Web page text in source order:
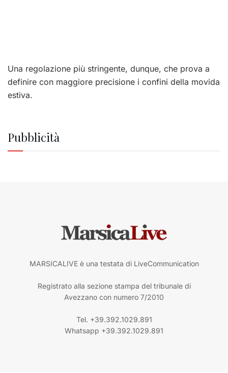
Una regolazione più stringente, dunque, che prova a
definire con maggiore precisione i confini della movida
estiva.
Pubblicità
MARSICALIVE è una testata di LiveCommunication
Registrato alla sezione stampa del tribunale di
Avezzano con numero 7/2010
Tel. +39.392.1029.891
Whatsapp +39.392.1029.891